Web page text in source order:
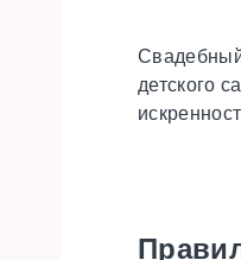
Свадебный
детского